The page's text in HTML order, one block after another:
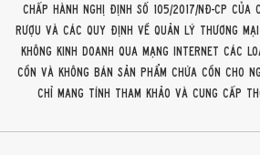
Chấp hành Nghị định số 105/2017/NĐ-CP
rượu và các quy định về quản lý thương mại
không kinh doanh qua mạng internet các
cồn và không bán sản phẩm chứa cồn cho
chỉ mang tính tham khảo và cung cấp